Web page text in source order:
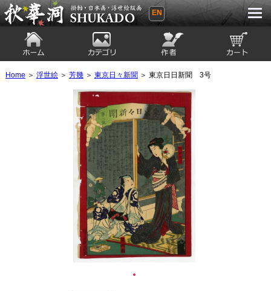
秋華洞 SHUKADO 掛軸・日本画・浮世
EN
Home ＞ 浮世絵＞ 芳幾＞ 東京日々新聞 ＞ 東京日日新聞 3号
●